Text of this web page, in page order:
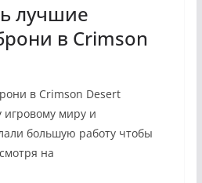
лучшие
в Crimson
в Crimson Desert
игровому миру и
большую работу чтобы
на